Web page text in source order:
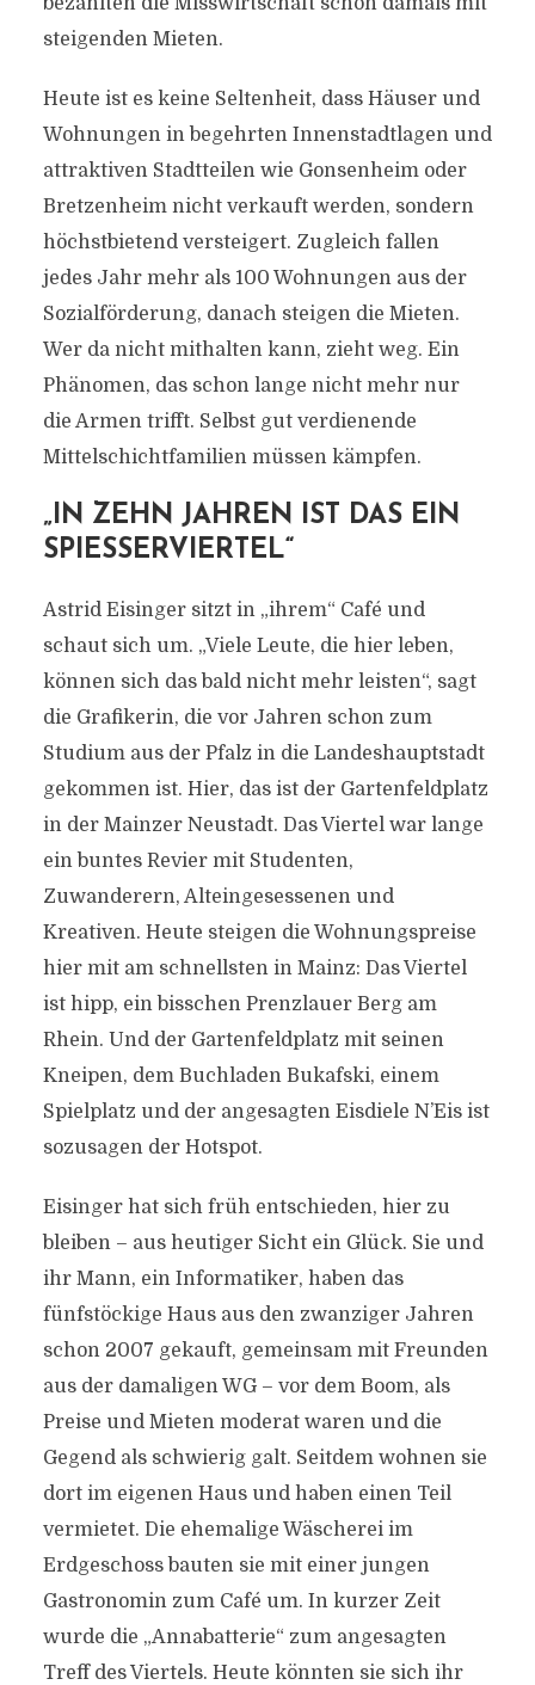
steigenden Mieten.
Heute ist es keine Seltenheit, dass Häuser und
Wohnungen in begehrten Innenstadtlagen und
attraktiven Stadtteilen wie Gonsenheim oder
Bretzenheim nicht verkauft werden, sondern
höchstbietend versteigert. Zugleich fallen
jedes Jahr mehr als 100 Wohnungen aus der
Sozialförderung, danach steigen die Mieten.
Wer da nicht mithalten kann, zieht weg. Ein
Phänomen, das schon lange nicht mehr nur
die Armen trifft. Selbst gut verdienende
Mittelschichtfamilien müssen kämpfen.
„IN ZEHN JAHREN IST DAS EIN
SPIESSERVIERTEL“
Astrid Eisinger sitzt in „ihrem“ Café und
schaut sich um. „Viele Leute, die hier leben,
können sich das bald nicht mehr leisten“, sagt
die Grafikerin, die vor Jahren schon zum
Studium aus der Pfalz in die Landeshauptstadt
gekommen ist. Hier, das ist der Gartenfeldplatz
in der Mainzer Neustadt. Das Viertel war lange
ein buntes Revier mit Studenten,
Zuwanderern, Alteingesessenen und
Kreativen. Heute steigen die Wohnungspreise
hier mit am schnellsten in Mainz: Das Viertel
ist hipp, ein bisschen Prenzlauer Berg am
Rhein. Und der Gartenfeldplatz mit seinen
Kneipen, dem Buchladen Bukafski, einem
Spielplatz und der angesagten Eisdiele N’Eis ist
sozusagen der Hotspot.
Eisinger hat sich früh entschieden, hier zu
bleiben – aus heutiger Sicht ein Glück. Sie und
ihr Mann, ein Informatiker, haben das
fünfstöckige Haus aus den zwanziger Jahren
schon 2007 gekauft, gemeinsam mit Freunden
aus der damaligen WG – vor dem Boom, als
Preise und Mieten moderat waren und die
Gegend als schwierig galt. Seitdem wohnen sie
dort im eigenen Haus und haben einen Teil
vermietet. Die ehemalige Wäscherei im
Erdgeschoss bauten sie mit einer jungen
Gastronomin zum Café um. In kurzer Zeit
wurde die „Annabatterie“ zum angesagten
Treff des Viertels. Heute könnten sie sich ihr